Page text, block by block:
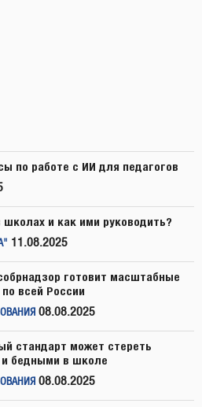
по работе с ИИ для педагогов
школах и как ими руководить?
11.08.2025
готовит масштабные
всей России
08.08.2025
стандарт может стереть
бедными в школе
08.08.2025